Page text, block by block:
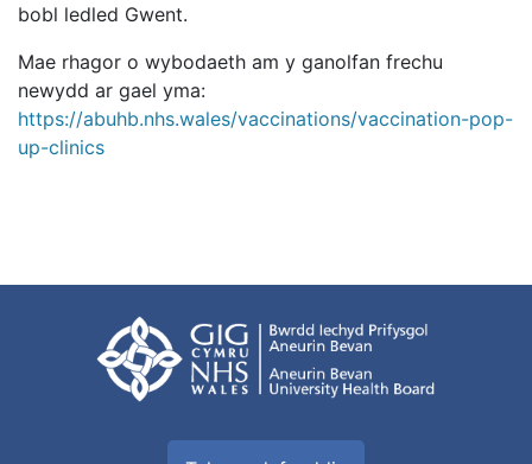
bobl ledled Gwent.
Mae rhagor o wybodaeth am y ganolfan frechu
newydd ar gael yma:
https://abuhb.nhs.wales/vaccinations/vaccination-pop-
up-clinics